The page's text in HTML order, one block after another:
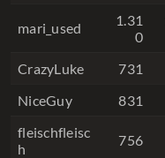
mari_used
1.31
0
CrazyLuke 731
NiceGuy
831
fleischfleisc
h
756